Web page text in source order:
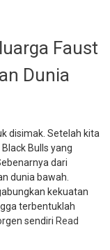
Faust
Dunia
disimak. Setelah kita
Bulls yang
dari
dunia bawah.
kekuatan
terbentuklah
sendiri Read